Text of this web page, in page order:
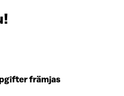
främjas